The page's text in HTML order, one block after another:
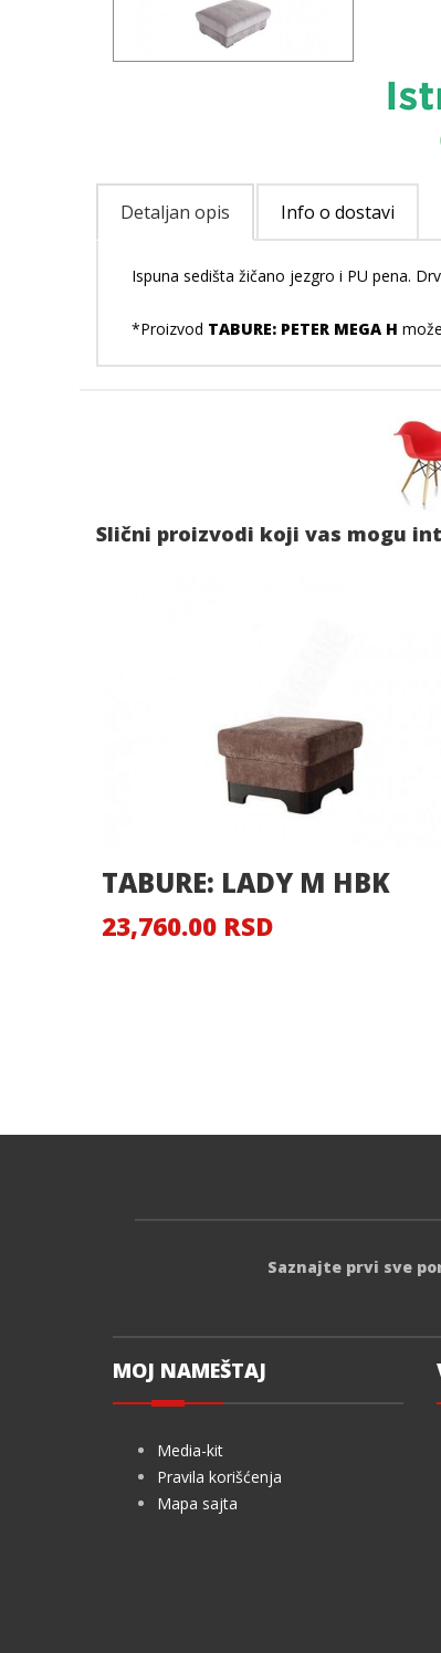
Detaljan opis Info o dostavi
Ispuna sedišta žičano jezgro i PU pena.
*Proizvod TABURE: PETER MEGA H
Slični proizvodi koji vas mogu
TABURE: LADY M HBK
23,760.00 RSD
Saznajte prvi sve
MOJ NAMEŠTAJ
Media-kit
Pravila korišćenja
Mapa sajta